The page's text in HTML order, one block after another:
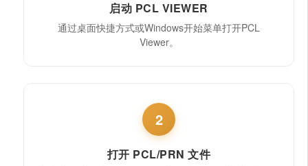
启动 PCL VIEWER
通过桌面快捷方式或Windows开始菜单打开PCL
Viewer。
2
打开 PCL/PRN 文件